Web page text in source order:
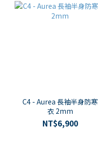
C4 - Aurea 長袖半身防寒
衣 2mm
NT$6,900